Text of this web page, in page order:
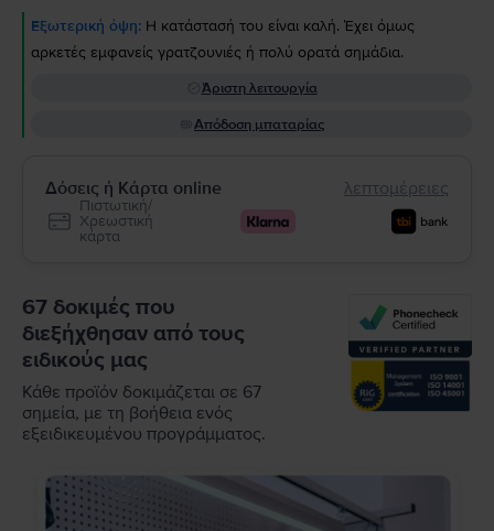
Εξωτερική όψη: Η κατάστασή του είναι καλή. Έχει όμως
αρκετές εμφανείς γρατζουνιές ή πολύ ορατά σημάδια.
Άριστη λειτουργία
Απόδοση μπαταρίας
Δόσεις ή Κάρτα online λεπτομέρειες
Πιστωτική/
Χρεωστική
κάρτα
67 δοκιμές που
διεξήχθησαν από τους
ειδικούς μας
Κάθε προϊόν δοκιμάζεται σε 67
σημεία, με τη βοήθεια ενός
εξειδικευμένου προγράμματος.